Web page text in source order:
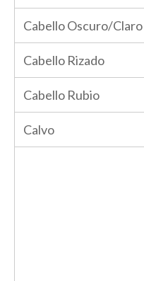
Cabello Oscuro/Claro
Cabello Rizado
Cabello Rubio
Calvo